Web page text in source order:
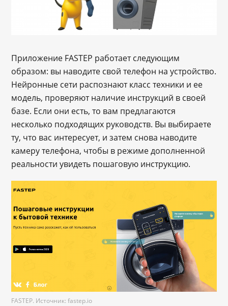
Приложение FASTEP работает следующим
образом: вы наводите свой телефон на устройство.
Нейронные сети распознают класс техники и ее
модель, проверяют наличие инструкций в своей
базе. Если они есть, то вам предлагаются
несколько подходящих руководств. Вы выбираете
ту, что вас интересует, и затем снова наводите
камеру телефона, чтобы в режиме дополненной
реальности увидеть пошаговую инструкцию.
FASTEP. Источник: fastep.io